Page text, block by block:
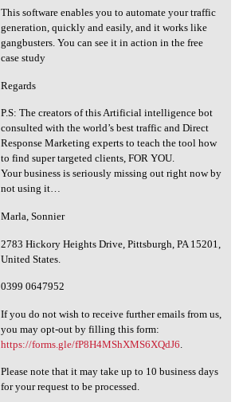
This software enables you to automate your traffic
generation, quickly and easily, and it works like
gangbusters. You can see it in action in the free
case study
Regards
P.S: The creators of this Artificial intelligence bot
consulted with the world’s best traffic and Direct
Response Marketing experts to teach the tool how
to find super targeted clients, FOR YOU.
Your business is seriously missing out right now by
not using it…
Marla, Sonnier
2783 Hickory Heights Drive, Pittsburgh, PA 15201,
United States.
0399 0647952
If you do not wish to receive further emails from us,
you may opt-out by filling this form:
https://forms.gle/fP8H4MShXMS6XQdJ6
Please note that it may take up to 10 business days
for your request to be processed.